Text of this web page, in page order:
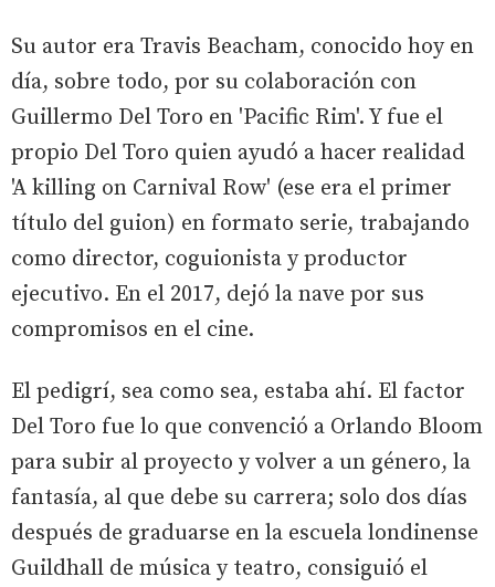
Su autor era Travis Beacham, conocido hoy en
día, sobre todo, por su colaboración con
Guillermo Del Toro en 'Pacific Rim'. Y fue el
propio Del Toro quien ayudó a hacer realidad
'A killing on Carnival Row' (ese era el primer
título del guion) en formato serie, trabajando
como director, coguionista y productor
ejecutivo. En el 2017, dejó la nave por sus
compromisos en el cine.
El pedigrí, sea como sea, estaba ahí. El factor
Del Toro fue lo que convenció a Orlando Bloom
para subir al proyecto y volver a un género, la
fantasía, al que debe su carrera; solo dos días
después de graduarse en la escuela londinense
Guildhall de música y teatro, consiguió el